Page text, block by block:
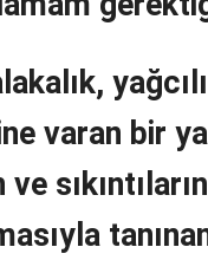
varan bir